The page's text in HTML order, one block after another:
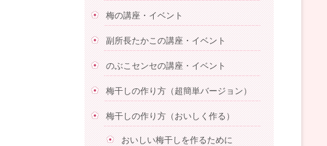
梅の講座・イベント
副所長たかこの講座・イベント
のぶこセンセの講座・イベント
梅干しの作り方（超簡単バージョン）
梅干しの作り方（おいしく作る）
おいしい梅干しを作るために